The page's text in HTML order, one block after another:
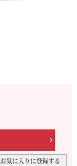
お気に入りに登録する